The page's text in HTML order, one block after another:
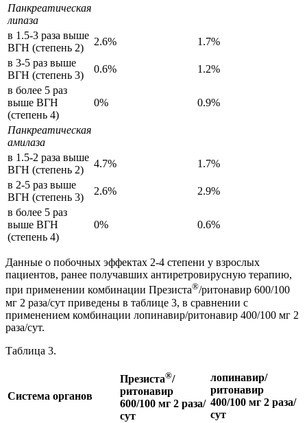
Панкреатическая
липаза
в 1.5-3 раза выше
ВГН (степень 2)
2.6%
1.7%
в 3-5 раз выше
ВГН (степень 3)
0.6%
1.2%
в более 5 раз
выше ВГН
(степень 4)
0% 0.9%
Панкреатическая
амилаза
в 1.5-2 раза выше
ВГН (степень 2)
4.7%
1.7%
в 2-5 раз выше
ВГН (степень 3)
2.6%
2.9%
в более 5 раз
выше ВГН
(степень 4)
0% 0.6%
Данные о побочных эффектах 2-4 степени у взрослых
пациентов, ранее получавших антиретровирусную терапию,
при применении комбинации Презиста®/ритонавир 600/100
мг 2 раза/сут приведены в таблице 3, в сравнении с
применением комбинации лопинавир/ритонавир 400/100 мг 2
раза/сут.
Таблица 3.
Система органов
Презиста®/
ритонавир
600/100 мг 2 раза/
сут
лопинавир/
ритонавир
400/100 мг 2 раза/
сут